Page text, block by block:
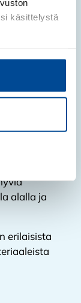
käsittelystä
alalla ja
erilaisista